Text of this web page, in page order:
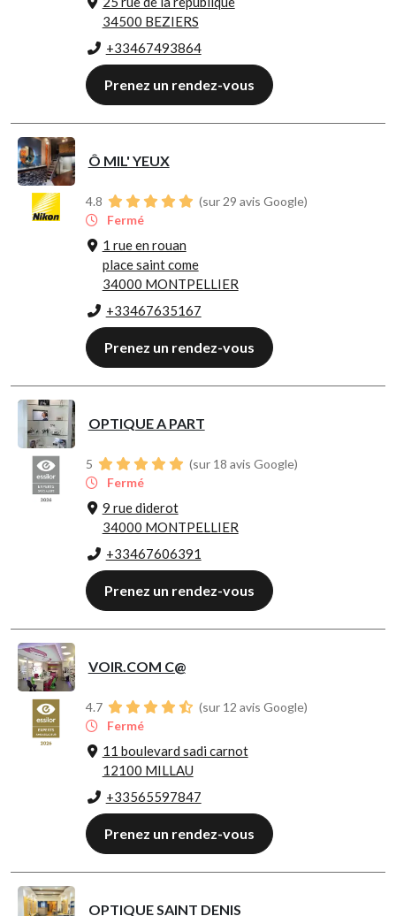
34500 BEZIERS
+33467493864
Prenez un rendez-vous
Ô MIL' YEUX
4.8
(sur 29 avis Google)
Fermé
1 rue en rouan
place saint come
34000 MONTPELLIER
+33467635167
Prenez un rendez-vous
OPTIQUE A PART
5
(sur 18 avis Google)
Fermé
9 rue diderot
34000 MONTPELLIER
+33467606391
Prenez un rendez-vous
VOIR.COM C@
4.7
(sur 12 avis Google)
Fermé
11 boulevard sadi carnot
12100 MILLAU
+33565597847
Prenez un rendez-vous
OPTIQUE SAINT DENIS